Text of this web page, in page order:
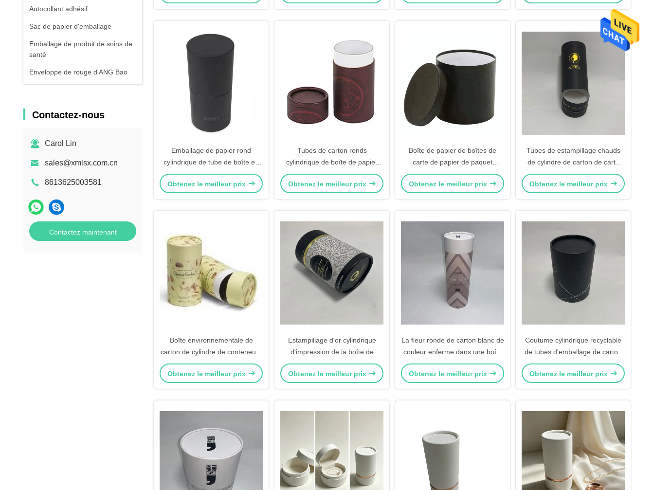
Autocollant adhésif
Sac de papier d'emballage
Emballage de produit de soins de
santé
Enveloppe de rouge d'ANG Bao
Contactez-nous
Carol Lin
sales@xmlsx.com.cn
8613625003581
Contactez maintenant
Emballage de papier rond
cylindrique de tube de boîte en
carton de produit cosmétique
Obtenez le meilleur prix
Tubes de carton ronds
cylindrique de boîte de papier
d'impression colorée
biodégradables
Obtenez le meilleur prix
Boîte de papier de boîtes de
carte de papier de paquet
cylindrique noir décoratif rond de
cadeau
Obtenez le meilleur prix
Tubes de estampillage chauds
de cylindre de carton de carte
d'or cylindrique noir de boîte de
papier
Obtenez le meilleur prix
Boîte environnementale de
carton de cylindre de conteneurs
de Cyliner de papier rigide de
tube
Obtenez le meilleur prix
Estampillage d'or cylindrique
d'impression de la boîte de
papier CMYK d'Eco pour le
paquet de cadeau
Obtenez le meilleur prix
La fleur ronde de carton blanc de
couleur enferme dans une boîte
le papier d'art cylindrique de
boîte-cadeau
Obtenez le meilleur prix
Coutume cylindrique recyclable
de tubes d'emballage de carton
de boîte de papier imprimée
Obtenez le meilleur prix